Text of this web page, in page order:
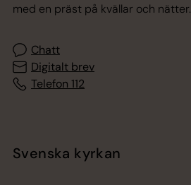
med en präst på kvällar och nätter.
Chatt
Digitalt brev
Telefon 112
Svenska kyrkan